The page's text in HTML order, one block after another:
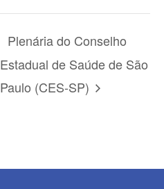
Plenária do Conselho
Estadual de Saúde de São
Paulo (CES-SP)